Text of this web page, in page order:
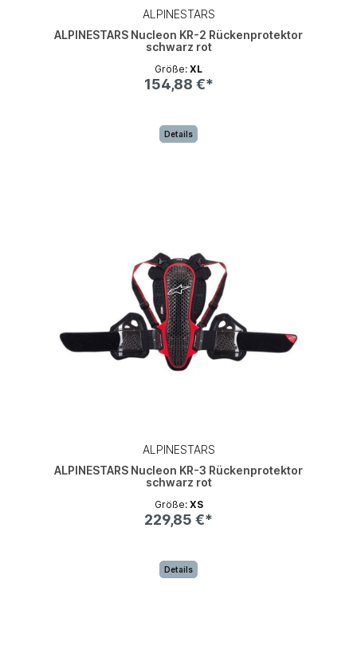
ALPINESTARS
ALPINESTARS Nucleon KR-2 Rückenprotektor
schwarz rot
Größe: XL
154,88 €*
Details
ALPINESTARS
ALPINESTARS Nucleon KR-3 Rückenprotektor
schwarz rot
Größe: XS
229,85 €*
Details